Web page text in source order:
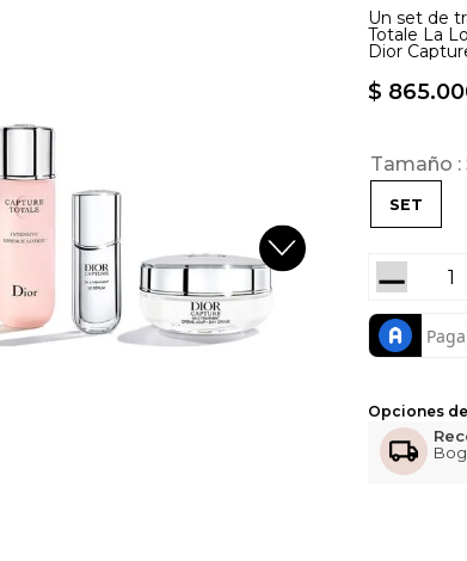
Un set de
Totale La
Dior
$ 865.
Tamaño
SET
－
Opciones